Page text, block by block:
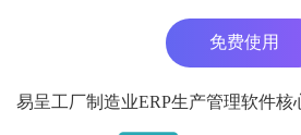
免费使用
易呈工厂制造业ERP生产管理软件核